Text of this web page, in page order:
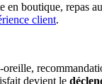
boutique, repas
client.
devient le